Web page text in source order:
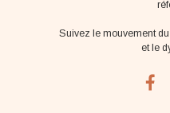
Suivez le mouvement
et le